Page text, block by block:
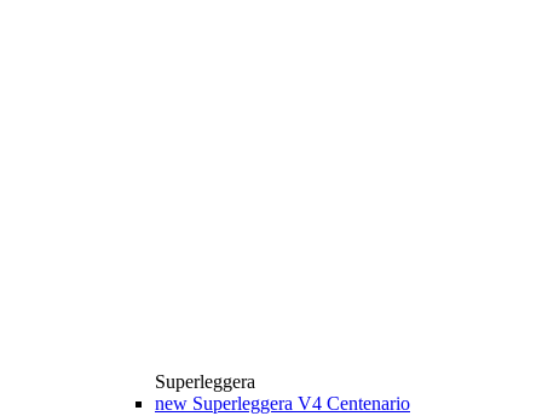
Superleggera
new Superleggera V4 Centenario